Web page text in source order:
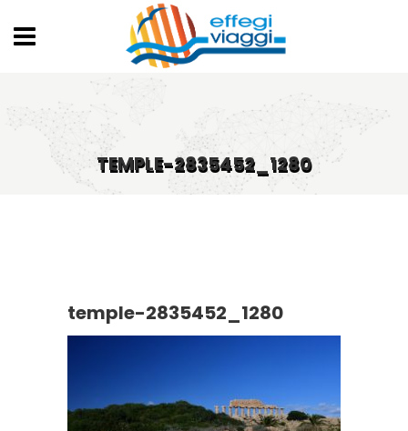
TEMPLE-2835452_1280
temple-2835452_1280